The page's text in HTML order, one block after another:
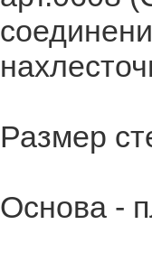
Размер
Основа -